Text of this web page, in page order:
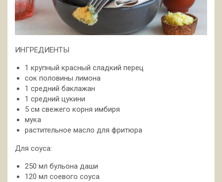
ИНГРЕДИЕНТЫ
1 крупный красный сладкий перец
сок половины лимона
1 средний баклажан
1 средний цукини
5 см свежего корня имбиря
мука
растительное масло для фритюра
Для соуса:
250 мл бульона даши
120 мл соевого соуса